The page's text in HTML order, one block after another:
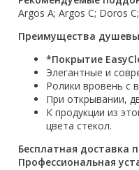
Argos A; Argos C; Doros
Преимущества
*Покрытие
Элегантные и
Ролики вровень с
При открывании,
К продукции из
цвета стекол.
Бесплатная доставка
Профессиональная